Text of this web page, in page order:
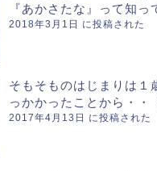
『あかさたな』って知っ
2018年3月1日 に投稿された
そもそものはじまりは１
っかかったことから・・
2017年4月13日 に投稿された